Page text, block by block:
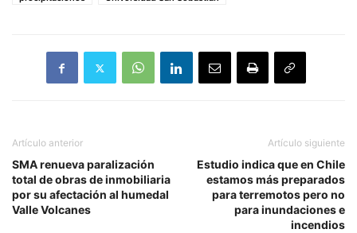
Artículo anterior
SMA renueva paralización
total de obras de inmobiliaria
por su afectación al humedal
Valle Volcanes
Artículo siguiente
Estudio indica que en Chile
estamos más preparados
para terremotos pero no
para inundaciones e
incendios